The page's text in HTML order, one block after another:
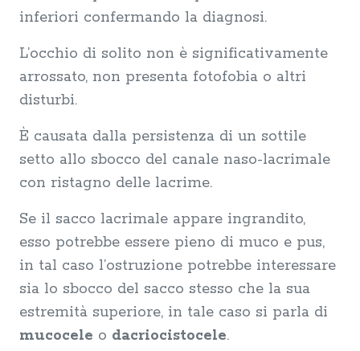
inferiori confermando la diagnosi.
L’occhio di solito non è significativamente
arrossato, non presenta fotofobia o altri
disturbi.
È causata dalla persistenza di un sottile
setto allo sbocco del canale naso-lacrimale
con ristagno delle lacrime.
Se il sacco lacrimale appare ingrandito,
esso potrebbe essere pieno di muco e pus,
in tal caso l’ostruzione potrebbe interessare
sia lo sbocco del sacco stesso che la sua
estremità superiore, in tale caso si parla di
mucocele o dacriocistocele.